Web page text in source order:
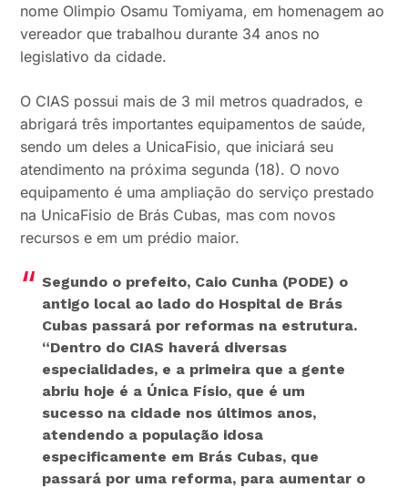
nome Olimpio Osamu Tomiyama, em homenagem ao
vereador que trabalhou durante 34 anos no
legislativo da cidade.
O CIAS possui mais de 3 mil metros quadrados, e
abrigará três importantes equipamentos de saúde,
sendo um deles a UnicaFisio, que iniciará seu
atendimento na próxima segunda (18). O novo
equipamento é uma ampliação do serviço prestado
na UnicaFisio de Brás Cubas, mas com novos
recursos e em um prédio maior.
Segundo o prefeito, Caio Cunha (PODE) o
antigo local ao lado do Hospital de Brás
Cubas passará por reformas na estrutura.
“Dentro do CIAS haverá diversas
especialidades, e a primeira que a gente
abriu hoje é a Única Físio, que é um
sucesso na cidade nos últimos anos,
atendendo a população idosa
especificamente em Brás Cubas, que
passará por uma reforma, para aumentar o